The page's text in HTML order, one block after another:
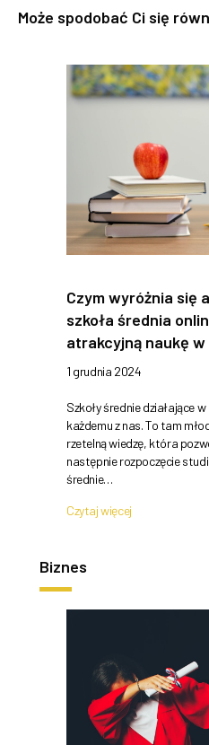
Może spodobać Ci się
Czym wyróżnia się
szkoła średnia
atrakcyjną naukę w
1 grudnia 2024
Szkoły średnie działające
każdemu z nas. To tam
rzetelną wiedzę, która
następnie rozpoczęcie
średnie…
Czytaj więcej
Biznes